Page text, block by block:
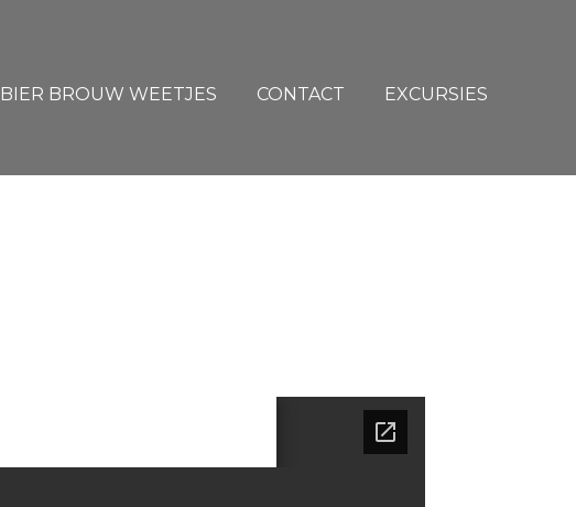
BIER BROUW WEETJES CONTACT EXCURSIES